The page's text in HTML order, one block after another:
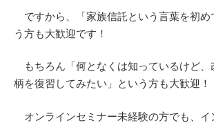
ですから、「家族信託という言葉を初め
う方も大歓迎です！
もちろん「何となくは知っているけど、
柄を復習してみたい」という方も大歓迎！
オンラインセミナー未経験の方でも、イ